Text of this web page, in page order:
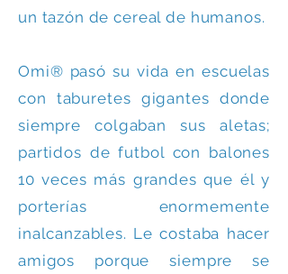
un tazón de cereal de humanos.
Omi® pasó su vida en escuelas
con taburetes gigantes donde
siempre colgaban sus aletas;
partidos de futbol con balones
10 veces más grandes que él y
porterías enormemente
inalcanzables. Le costaba hacer
amigos porque siempre se